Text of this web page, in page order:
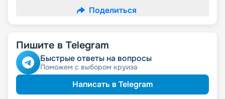
Поделиться
Пишите в Telegram
Быстрые ответы на вопросы
Поможем с выбором круиза
Написать в Telegram